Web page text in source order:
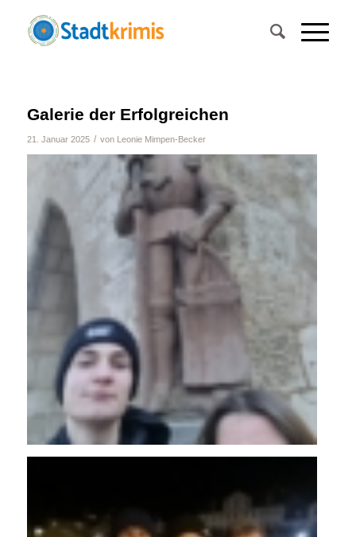
Galerie der Erfolgreichen
21. Januar 2025 / von Leonie Mimpen-Becker